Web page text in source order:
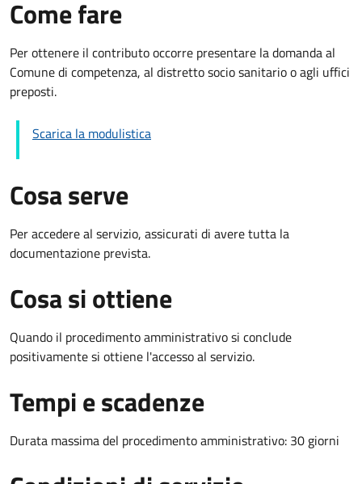
Come fare
Per ottenere il contributo occorre presentare la domanda al
Comune di competenza, al distretto socio sanitario o agli uffici
preposti.
Scarica la modulistica
Cosa serve
Per accedere al servizio, assicurati di avere tutta la
documentazione prevista.
Cosa si ottiene
Quando il procedimento amministrativo si conclude
positivamente si ottiene l'accesso al servizio.
Tempi e scadenze
Durata massima del procedimento amministrativo: 30 giorni